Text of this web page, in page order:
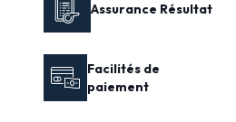
Assurance Résultat
Facilités de
paiement